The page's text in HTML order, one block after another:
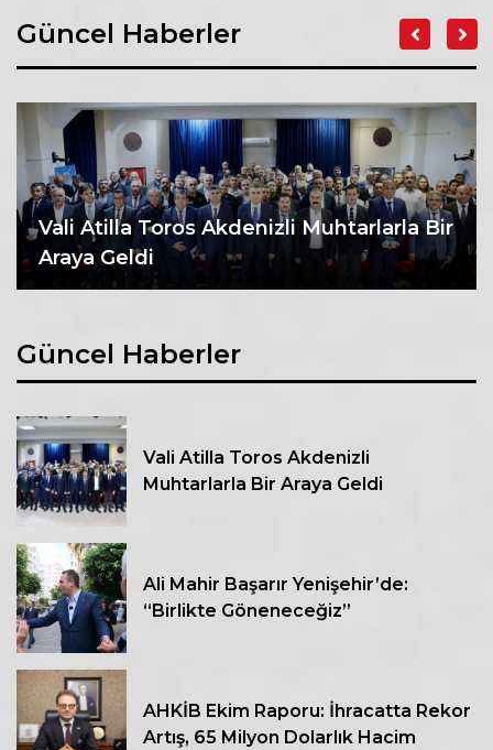
Güncel Haberler
Vali Atilla Toros Akdenizli Muhtarlarla Bir
Araya Geldi
Güncel Haberler
Vali Atilla Toros Akdenizli
Muhtarlarla Bir Araya Geldi
Ali Mahir Başarır Yenişehir’de:
“Birlikte Göneneceğiz”
AHKİB Ekim Raporu: İhracatta Rekor
Artış, 65 Milyon Dolarlık Hacim